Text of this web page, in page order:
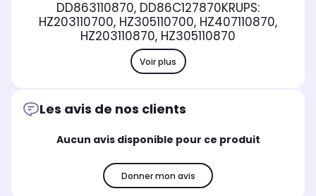
DD863110870, DD86C127870KRUPS:
HZ203110700, HZ305110700, HZ407110870,
HZ203110870, HZ305110870
Voir plus
Les avis de nos clients
Aucun avis disponible pour ce produit
Donner mon avis